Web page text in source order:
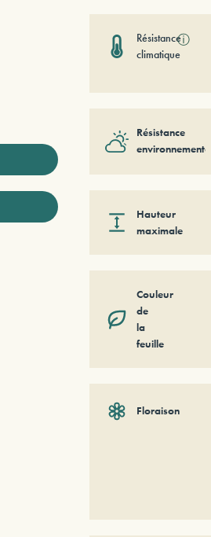
Résistance
climatique
ⓘ
Résistance
environnementale
Hauteur
maximale
Couleur
de
la
feuille
Floraison